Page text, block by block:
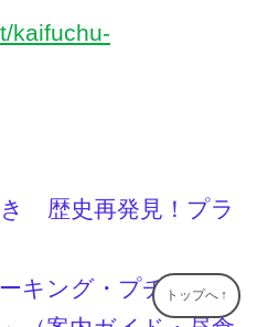
kaifuchu-
歴史再発見！プラ
キング・プチツア
トップへ ↑